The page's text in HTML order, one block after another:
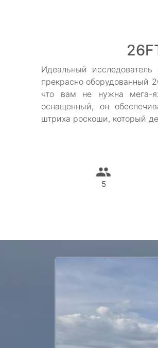
Идеальный
прекрасно оборудованный
что вам не нужна мега-
оснащенный, он
штриха роскоши, который
5